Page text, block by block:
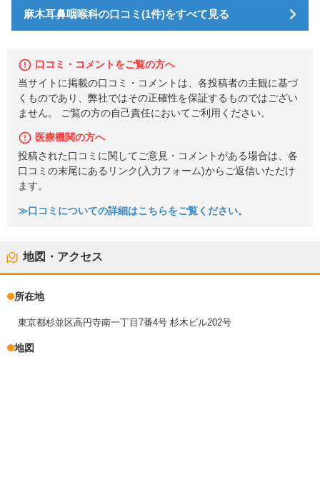
麻木耳鼻咽喉科の口コミ(1件)をすべて見る
口コミ・コメントをご覧の方へ
当サイトに掲載の口コミ・コメントは、各投稿者の主観に基づ
くものであり、弊社ではその正確性を保証するものではござい
ません。 ご覧の方の自己責任においてご利用ください。
医療機関の方へ
投稿された口コミに関してご意見・コメントがある場合は、各
口コミの末尾にあるリンク(入力フォーム)からご返信いただけ
ます。
≫口コミについての詳細はこちらをご覧ください。
地図・アクセス
所在地
東京都杉並区高円寺南一丁目7番4号 杉木ビル202号
地図